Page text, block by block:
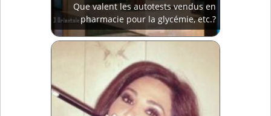
Que valent les autotests vendus en
pharmacie pour la glycémie, etc.?